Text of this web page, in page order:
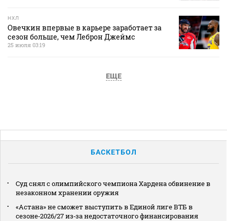
НХЛ
Овечкин впервые в карьере заработает за
сезон больше, чем Леброн Джеймс
25 июля 03:19
ЕЩЕ
БАСКЕТБОЛ
Суд снял с олимпийского чемпиона Хардена обвинение в
незаконном хранении оружия
«Астана» не сможет выступить в Единой лиге ВТБ в
сезоне‑2026/27 из‑за недостаточного финансирования